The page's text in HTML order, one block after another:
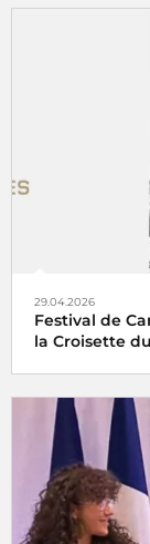
Radio France
29.04.2026
Festival de
la Croisette
Radio France,